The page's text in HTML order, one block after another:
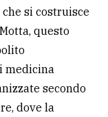
si costruisce
questo
medicina
secondo
dove la